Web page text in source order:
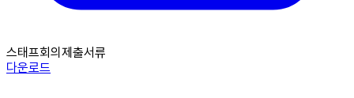
스태프회의제출서류
다운로드